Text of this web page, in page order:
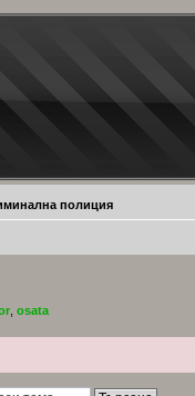
полиция
osata